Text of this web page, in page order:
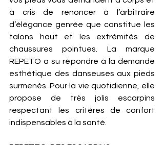
à cris de renoncer à l’arbitraire
d’élégance genrée que constitue les
talons haut et les extrémités de
chaussures pointues. La marque
REPETO a su répondre à la demande
esthétique des danseuses aux pieds
surmenés. Pour la vie quotidienne, elle
propose de très jolis escarpins
respectant les critères de confort
indispensables à la santé.